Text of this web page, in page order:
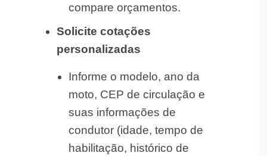
compare orçamentos.
Solicite cotações
personalizadas
Informe o modelo, ano da
moto, CEP de circulação e
suas informações de
condutor (idade, tempo de
habilitação, histórico de